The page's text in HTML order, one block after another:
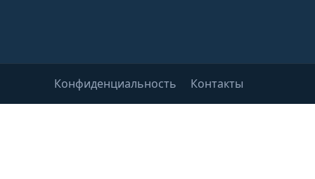
Конфиденциальность Контакты